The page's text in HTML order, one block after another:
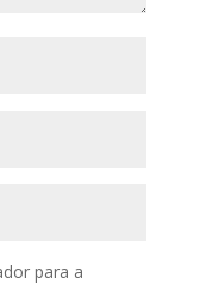
para a